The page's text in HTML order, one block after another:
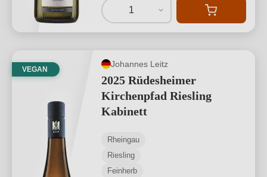
1
VEGAN
Johannes Leitz
2025 Rüdesheimer
Kirchenpfad Riesling
Kabinett
Rheingau
Riesling
Feinherb